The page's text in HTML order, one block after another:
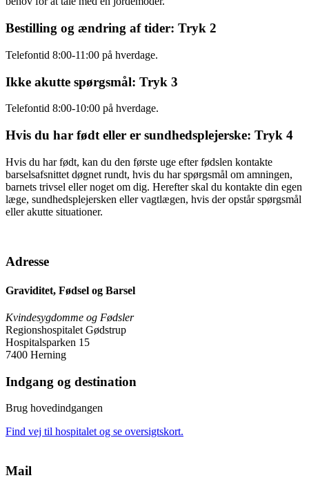
Bestilling og ændring af tider: Tryk 2
Telefontid 8:00-11:00 på hverdage.
Ikke akutte spørgsmål: Tryk 3
Telefontid 8:00-10:00 på hverdage.
Hvis du har født eller er sundhedsplejerske: Tryk 4
Hvis du har født, kan du den første uge efter fødslen kontakte
barselsafsnittet døgnet rundt, hvis du har spørgsmål om amningen,
barnets trivsel eller noget om dig. Herefter skal du kontakte din egen
læge, sundhedsplejersken eller vagtlægen, hvis der opstår spørgsmål
eller akutte situationer.
Adresse
Graviditet, Fødsel og Barsel
Kvindesygdomme og Fødsler
Regionshospitalet Gødstrup
Hospitalsparken 15
7400 Herning
Indgang og destination
Brug hovedindgangen
Find vej til hospitalet og se oversigtskort.
Mail